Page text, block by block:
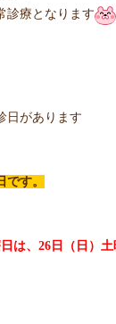
療となります
があります
す。
は、26日（日）